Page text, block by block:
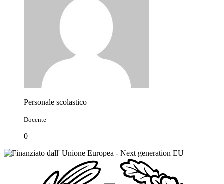
Personale scolastico
Docente
0